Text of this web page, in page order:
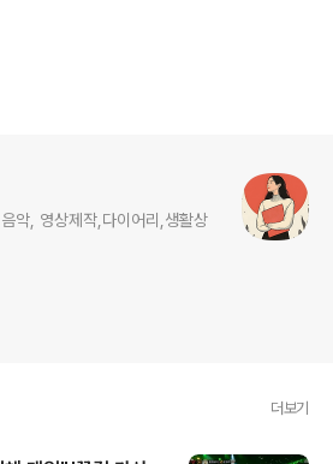
악, 영상제작,다이어리,생활상
더보기